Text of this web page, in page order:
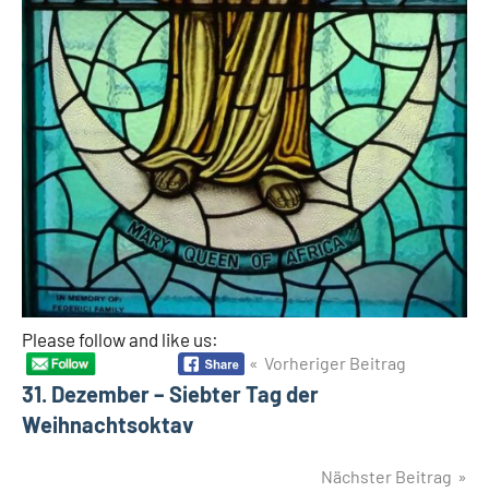
Please follow and like us:
BeitragsnavigationVorheriger Beitrag
31. Dezember – Siebter Tag der
Weihnachtsoktav
Nächster Beitrag